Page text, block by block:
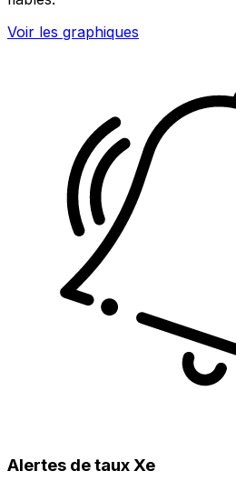
Voir les graphiques
Alertes de taux Xe